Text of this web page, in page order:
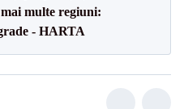
multe regiuni:
- HARTA